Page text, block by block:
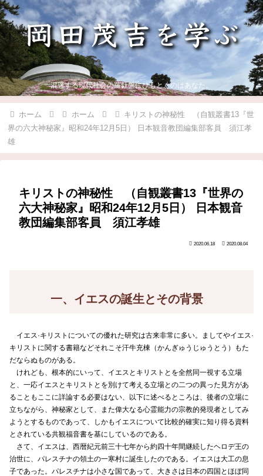
混迷する現代社会の羅針盤にひもとくのはあなた。
ホーム ホーム
キリストの神秘性 （自観叢書13『世
界の六大神秘家』昭和24年12月5日） 日本観音教団編集部客員 須江孝
雄
キリストの神秘性 （自観叢書13『世界の
六大神秘家』昭和24年12月5日） 日本観音
教団編集部客員 須江孝雄
2020.06.18 2020.08.04
一、イエスの誕生とその背景
イエス·キリストについての優れた研究は古来非常に多い。ましてやイエス·
キリストに関する書籍などそれこそ汗牛充棟（かんぎゅうじゅうとう）もた
だならぬものがある。
けれども、根本的にいって、イエスとキリストとを全然同一視する立場
と、一応イエスとキリストとを別けて考える立場との二つの異った見方があ
ることもここに詳論する必要はない、以下に述べるところは、後者の立場に
立ちながら、神秘家として、また偉大なる心霊能力の宗教的発現者としてみ
ようとするものであって、しかもイエスについて比較的確実に知り得る資料
とされている共観福音書を基にしているのである。
さて、イエスは、西暦紀元前三十七年から約四十年間継続したヘロデ王の
治世に、パレスチナの領土の一寒村に誕生したのである。イエスは大工の息
子であった。パレスチナは小さな国であって、大きさは日本の四国とほぼ同